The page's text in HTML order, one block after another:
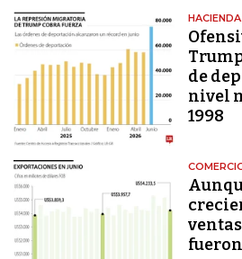
HACIENDA
de
nivel
1998